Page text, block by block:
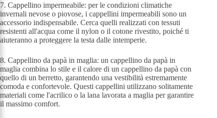
7. Cappellino impermeabile: per le condizioni climatiche
invernali nevose o piovose, i cappellini impermeabili sono un
accessorio indispensabile. Cerca quelli realizzati con tessuti
resistenti all'acqua come il nylon o il cotone rivestito, poiché ti
aiuteranno a proteggere la testa dalle intemperie.
8. Cappellino da papà in maglia: un cappellino da papà in
maglia combina lo stile e il calore di un cappellino da papà con
quello di un berretto, garantendo una vestibilità estremamente
comoda e confortevole. Questi cappellini utilizzano solitamente
materiali come l'acrilico o la lana lavorata a maglia per garantire
il massimo comfort.